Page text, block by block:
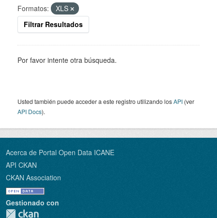
Formatos:
XLS
Filtrar Resultados
Por favor intente otra búsqueda.
Usted también puede acceder a este registro utilizando losAPI (ver
API Docs).
Acerca de Portal Open Data ICANE
API CKAN
CKAN Association
Gestionado con